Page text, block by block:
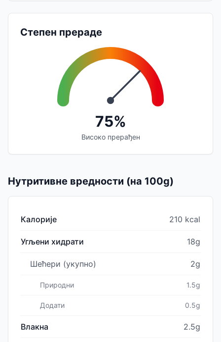
Степен прераде
75%
Високо прерађен
Нутритивне вредности (на 100g)
Калорије 210 kcal
Угљени хидрати 18g
Шећери (укупно) 2g
Природни 1.5g
Додати 0.5g
Влакна 2.5g